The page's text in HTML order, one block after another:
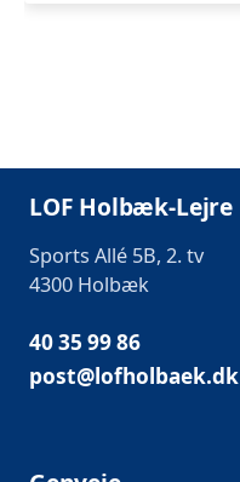
LOF Holbæk-Lejre
Sports Allé 5B, 2. tv
4300 Holbæk
40 35 99 86
post@lofholbaek.dk